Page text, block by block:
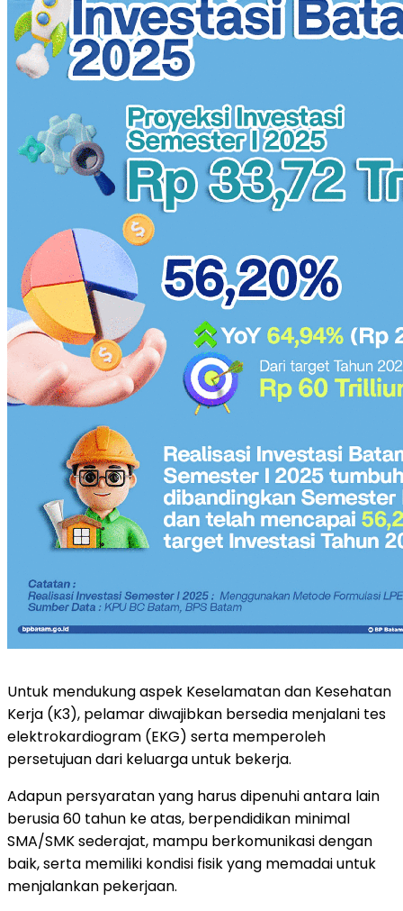
Untuk mendukung aspek Keselamatan dan Kesehatan
Kerja (K3), pelamar diwajibkan bersedia menjalani tes
elektrokardiogram (EKG) serta memperoleh
persetujuan dari keluarga untuk bekerja.
Adapun persyaratan yang harus dipenuhi antara lain
berusia 60 tahun ke atas, berpendidikan minimal
SMA/SMK sederajat, mampu berkomunikasi dengan
baik, serta memiliki kondisi fisik yang memadai untuk
menjalankan pekerjaan.